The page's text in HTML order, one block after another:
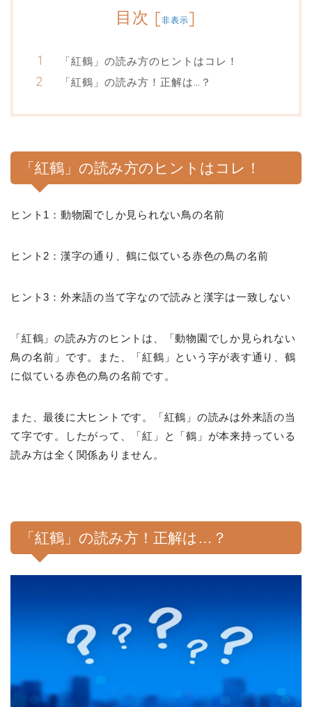
目次 [非表示]
「紅鶴」の読み方のヒントはコレ！
「紅鶴」の読み方！正解は…？
「紅鶴」の読み方のヒントはコレ！
ヒント1：動物園でしか見られない鳥の名前
ヒント2：漢字の通り、鶴に似ている赤色の鳥の名前
ヒント3：外来語の当て字なので読みと漢字は一致しない
「紅鶴」の読み方のヒントは、「動物園でしか見られない
鳥の名前」です。また、「紅鶴」という字が表す通り、鶴
に似ている赤色の鳥の名前です。
また、最後に大ヒントです。「紅鶴」の読みは外来語の当
て字です。したがって、「紅」と「鶴」が本来持っている
読み方は全く関係ありません。
「紅鶴」の読み方！正解は…？